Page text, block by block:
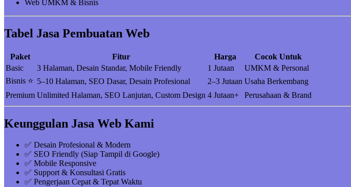
Web UMKM & Bisnis
Tabel Jasa Pembuatan Web
Paket Fitur Harga
Cocok Untuk
Basic
3 Halaman, Desain Standar, Mobile Friendly 1 Jutaan
UMKM & Personal
Bisnis ⭐ 5–10 Halaman, SEO Dasar, Desain Profesional 2–3 Jutaan Usaha Berkembang
Premium Unlimited Halaman, SEO Lanjutan, Custom Design 4 Jutaan+ Perusahaan & Brand
Keunggulan Jasa Web Kami
✅ Desain Profesional & Modern
✅ SEO Friendly (Siap Tampil di Google)
✅ Mobile Responsive
✅ Support & Konsultasi Gratis
✅ Pengerjaan Cepat & Tepat Waktu